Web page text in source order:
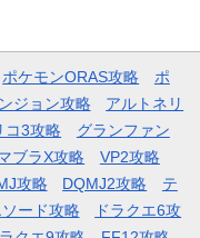
ポケモンORAS攻略
ポ
ジョン攻略
アルトネリ
コ3攻略
グランファン
ブラX攻略
VP2攻略
攻略 DQMJ2攻略
テ
ソード攻略
ドラクエ6攻